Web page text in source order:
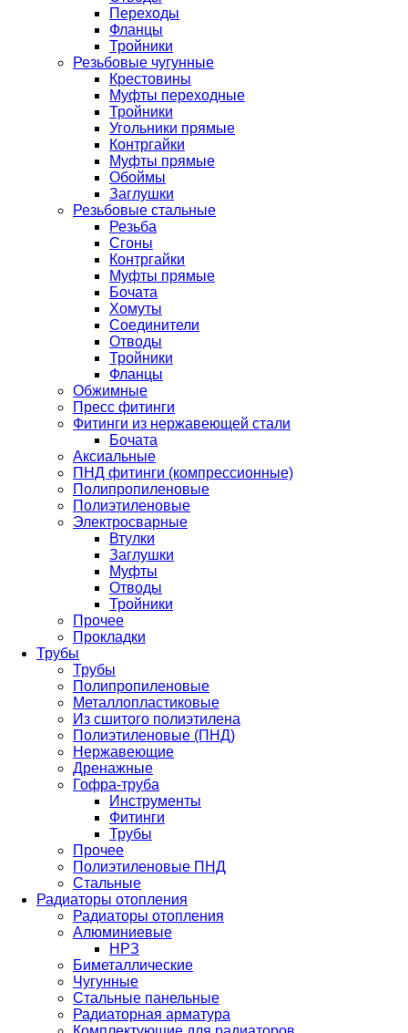
Переходы
Фланцы
Тройники
Резьбовые чугунные
Крестовины
Муфты переходные
Тройники
Угольники прямые
Контргайки
Муфты прямые
Обоймы
Заглушки
Резьбовые стальные
Резьба
Сгоны
Контргайки
Муфты прямые
Бочата
Хомуты
Соединители
Отводы
Тройники
Фланцы
Обжимные
Пресс фитинги
Фитинги из нержавеющей стали
Бочата
Аксиальные
ПНД фитинги (компрессионные)
Полипропиленовые
Полиэтиленовые
Электросварные
Втулки
Заглушки
Муфты
Отводы
Тройники
Прочее
Прокладки
Трубы
Трубы
Полипропиленовые
Металлопластиковые
Из сшитого полиэтилена
Полиэтиленовые (ПНД)
Нержавеющие
Дренажные
Гофра-труба
Инструменты
Фитинги
Трубы
Прочее
Полиэтиленовые ПНД
Стальные
Радиаторы отопления
Радиаторы отопления
Алюминиевые
НРЗ
Биметаллические
Чугунные
Стальные панельные
Радиаторная арматура